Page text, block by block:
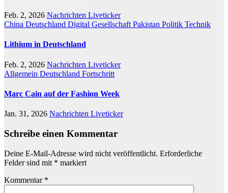
Feb. 2, 2026 Nachrichten Liveticker
China Deutschland Digital Gesellschaft Pakistan Politik Technik
Lithium in Deutschland
Feb. 2, 2026 Nachrichten Liveticker
Allgemein Deutschland Fortschritt
Marc Cain auf der Fashion Week
Jan. 31, 2026 Nachrichten Liveticker
Schreibe einen Kommentar
Deine E-Mail-Adresse wird nicht veröffentlicht. Erforderliche
Felder sind mit * markiert
Kommentar *